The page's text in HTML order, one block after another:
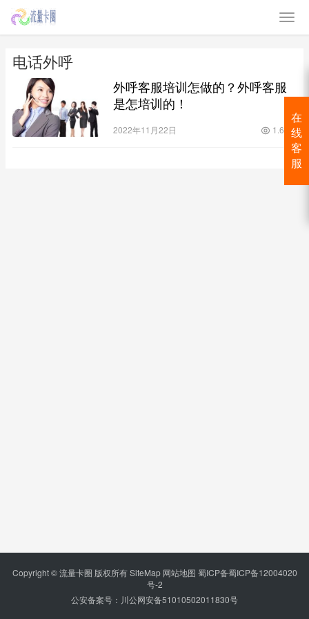
电话外呼
外呼客服培训怎做的？外呼客服
是怎培训的！
2022年11月22日 1.6K
在
线
客
服
Copyright © 流量卡圈 版权所有SiteMap 网站地图 蜀ICP备蜀ICP备12004020
号-2
公安备案号：川公网安备51010502011830号